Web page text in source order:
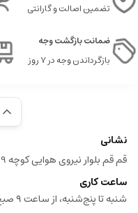
تضمین اصالت و گارانتی
ضمانت بازگشت وجه
بازگرداندن وجه در ۷ روز
نشانی
قم قم بلوار نیروی هوایی کوچه 9
ساعت کاری
شنبه تا پنج‌شنبه، از ساعت ۹ صبح تا ۵ عصر